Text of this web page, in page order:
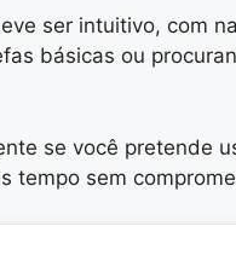
ser intuitivo, com
básicas ou
se você pretende
tempo sem